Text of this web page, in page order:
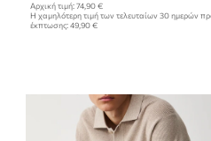
Αρχική τιμή: 74,90 €
Η χαμηλότερη τιμή των τελευταίων 30 ημερών
έκπτωσης: 49,90 €